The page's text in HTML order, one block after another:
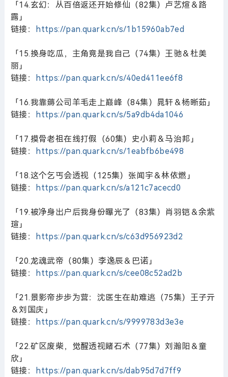
「14.玄幻：从百倍返还开始修仙（82集）卢艺煊＆路
露」
链接：
https://pan.quark.cn/s/1b15960ab7ed
「15.换身吃瓜，主角竟是我自己（74集）王驰＆杜美
丽」
链接：
https://pan.quark.cn/s/40ed411ee6f8
「16.我靠薅公司羊毛走上巅峰（84集）晁轩＆杨晰茹」
链接：
https://pan.quark.cn/s/5a9db4da1046
「17.摸骨老祖在线打假（60集）史小莉＆马治邦」
链接：
https://pan.quark.cn/s/1eabfb6be498
「18.这个乞丐会透视（125集）张闻宇＆林依燃」
链接：
https://pan.quark.cn/s/a121c7acecd0
「19.被净身出户后我身份曝光了（83集）肖羽铠＆余紫
瑄」
链接：
https://pan.quark.cn/s/c63d956923d2
「20.龙魂武帝（80集）李逸辰＆巴诺」
链接：
https://pan.quark.cn/s/cee08c52ad2b
「21.景影帝步步为营：沈医生在劫难逃（75集）王子亓
＆刘国庆」
链接：
https://pan.quark.cn/s/9999783d3e3e
「22.矿区废柴，觉醒透视赌石术（77集）刘瀚阳＆童
欣」
链接：
https://pan.quark.cn/s/dab95d7d7ff9